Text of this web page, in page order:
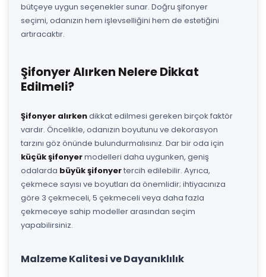
bütçeye uygun seçenekler sunar. Doğru şifonyer
seçimi, odanızın hem işlevselliğini hem de estetiğini
artıracaktır.
Şifonyer Alırken Nelere Dikkat
Edilmeli?
Şifonyer alırkendikkat edilmesi gereken birçok faktör
vardır. Öncelikle, odanızın boyutunu ve dekorasyon
tarzını göz önünde bulundurmalısınız. Dar bir oda için
küçük şifonyermodelleri daha uygunken, geniş
odalarda büyük şifonyertercih edilebilir. Ayrıca,
çekmece sayısı ve boyutları da önemlidir; ihtiyacınıza
göre 3 çekmeceli, 5 çekmeceli veya daha fazla
çekmeceye sahip modeller arasından seçim
yapabilirsiniz.
Malzeme Kalitesi ve Dayanıklılık